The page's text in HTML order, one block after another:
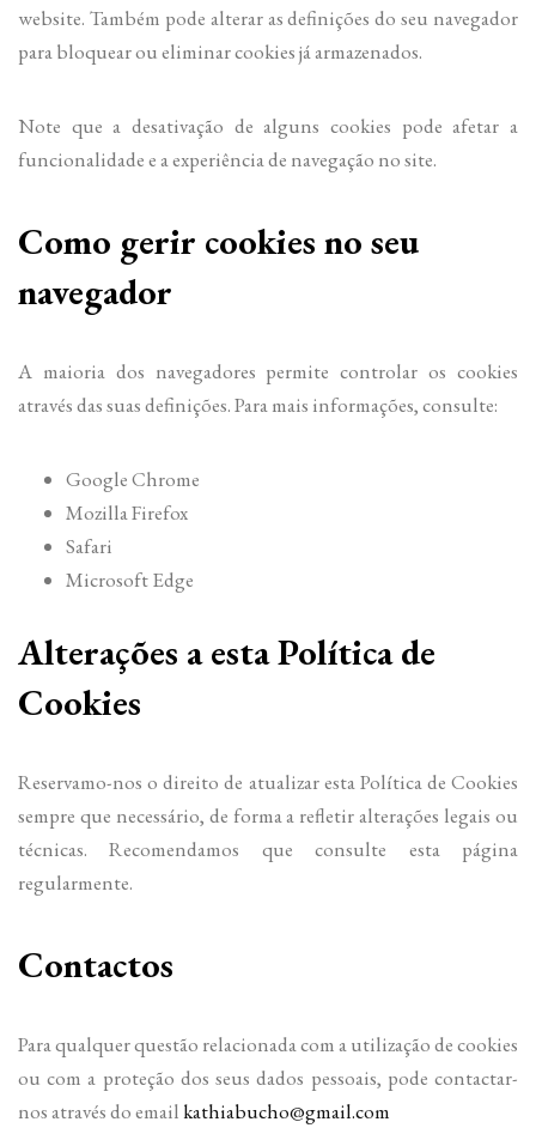
website. Também pode alterar as definições do seu navegador
para bloquear ou eliminar cookies já armazenados.
Note que a desativação de alguns cookies pode afetar a
funcionalidade e a experiência de navegação no site.
Como gerir cookies no seu
navegador
A maioria dos navegadores permite controlar os cookies
através das suas definições. Para mais informações, consulte:
Google Chrome
Mozilla Firefox
Safari
Microsoft Edge
Alterações a esta Política de
Cookies
Reservamo-nos o direito de atualizar esta Política de Cookies
sempre que necessário, de forma a refletir alterações legais ou
técnicas. Recomendamos que consulte esta página
regularmente.
Contactos
Para qualquer questão relacionada com a utilização de cookies
ou com a proteção dos seus dados pessoais, pode contactar-
nos através do emailkathiabucho@gmail.com